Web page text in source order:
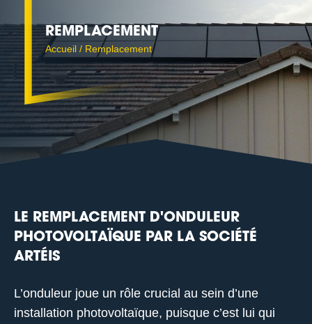
REMPLACEMENT
Accueil/ Remplacement
LE REMPLACEMENT D'ONDULEUR
PHOTOVOLTAÏQUE PAR LA SOCIÉTÉ
ARTÉIS
L’onduleur joue un rôle crucial au sein d’une
installation photovoltaïque, puisque c’est lui qui